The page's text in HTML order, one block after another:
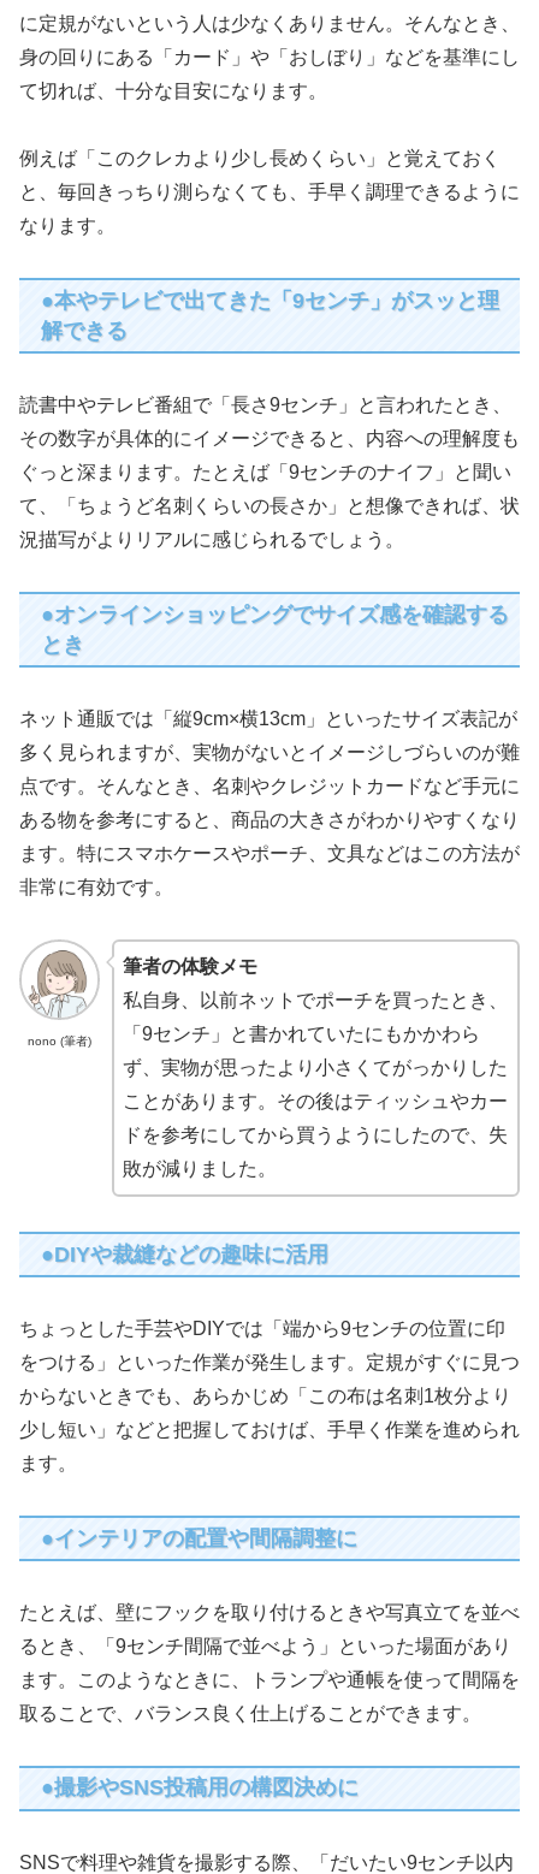
に定規がないという人は少なくありません。そんなとき、
身の回りにある「カード」や「おしぼり」などを基準にし
て切れば、十分な目安になります。
例えば「このクレカより少し長めくらい」と覚えておく
と、毎回きっちり測らなくても、手早く調理できるように
なります。
●本やテレビで出てきた「9センチ」がスッと理
解できる
読書中やテレビ番組で「長さ9センチ」と言われたとき、
その数字が具体的にイメージできると、内容への理解度も
ぐっと深まります。たとえば「9センチのナイフ」と聞い
て、「ちょうど名刺くらいの長さか」と想像できれば、状
況描写がよりリアルに感じられるでしょう。
●オンラインショッピングでサイズ感を確認する
とき
ネット通販では「縦9cm×横13cm」といったサイズ表記が
多く見られますが、実物がないとイメージしづらいのが難
点です。そんなとき、名刺やクレジットカードなど手元に
ある物を参考にすると、商品の大きさがわかりやすくなり
ます。特にスマホケースやポーチ、文具などはこの方法が
非常に有効です。
nono (筆者)
筆者の体験メモ
私自身、以前ネットでポーチを買ったとき、
「9センチ」と書かれていたにもかかわら
ず、実物が思ったより小さくてがっかりした
ことがあります。その後はティッシュやカー
ドを参考にしてから買うようにしたので、失
敗が減りました。
●DIYや裁縫などの趣味に活用
ちょっとした手芸やDIYでは「端から9センチの位置に印
をつける」といった作業が発生します。定規がすぐに見つ
からないときでも、あらかじめ「この布は名刺1枚分より
少し短い」などと把握しておけば、手早く作業を進められ
ます。
●インテリアの配置や間隔調整に
たとえば、壁にフックを取り付けるときや写真立てを並べ
るとき、「9センチ間隔で並べよう」といった場面があり
ます。このようなときに、トランプや通帳を使って間隔を
取ることで、バランス良く仕上げることができます。
●撮影やSNS投稿用の構図決めに
SNSで料理や雑貨を撮影する際、「だいたい9センチ以内